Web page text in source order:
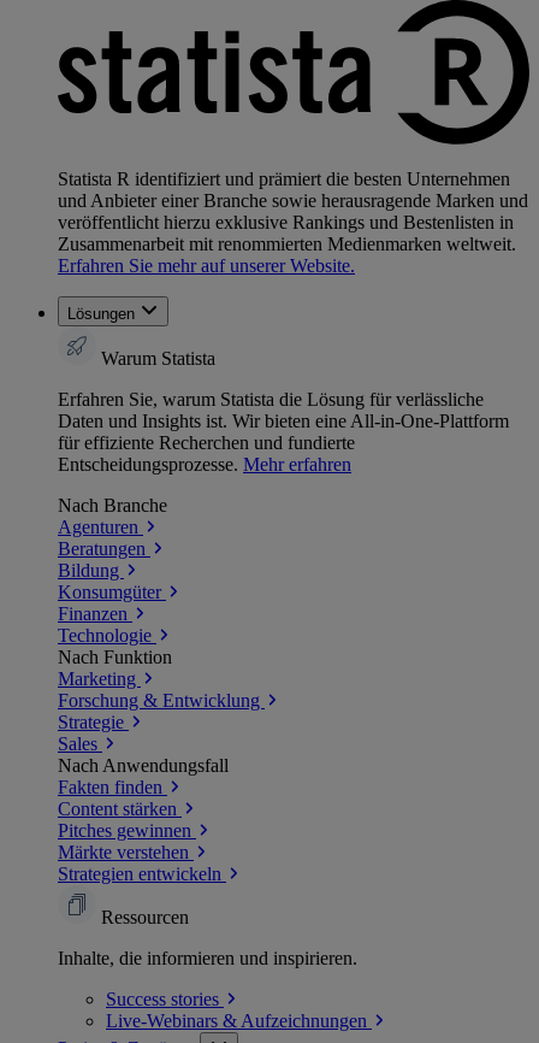
Statista R identifiziert und prämiert die besten Unternehmen
und Anbieter einer Branche sowie herausragende Marken und
veröffentlicht hierzu exklusive Rankings und Bestenlisten in
Zusammenarbeit mit renommierten Medienmarken weltweit.
Erfahren Sie mehr auf unserer Website.
Lösungen
Warum Statista
Erfahren Sie, warum Statista die Lösung für verlässliche
Daten und Insights ist. Wir bieten eine All-in-One-Plattform
für effiziente Recherchen und fundierte
Entscheidungsprozesse. Mehr erfahren
Nach Branche
Agenturen
Beratungen
Bildung
Konsumgüter
Finanzen
Technologie
Nach Funktion
Marketing
Forschung & Entwicklung
Strategie
Sales
Nach Anwendungsfall
Fakten finden
Content stärken
Pitches gewinnen
Märkte verstehen
Strategien entwickeln
Ressourcen
Inhalte, die informieren und inspirieren.
Success stories
Live-Webinars & Aufzeichnungen